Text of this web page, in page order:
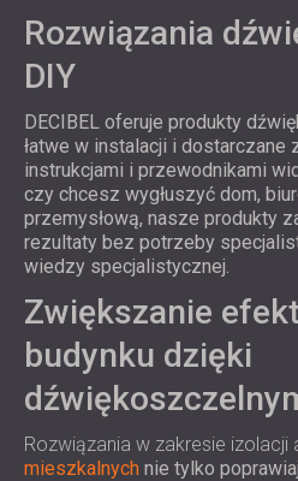
Rozwiązania
DIY
DECIBEL oferuje produkty
łatwe w instalacji i dostarczane
instrukcjami i przewodnikami
czy chcesz wygłuszyć dom,
przemysłową, nasze produkty
rezultaty bez potrzeby
wiedzy specjalistycznej.
Zwiększanie
budynku dzięki
Rozwiązania w zakresie izolacji
mieszkalnych nie tylko